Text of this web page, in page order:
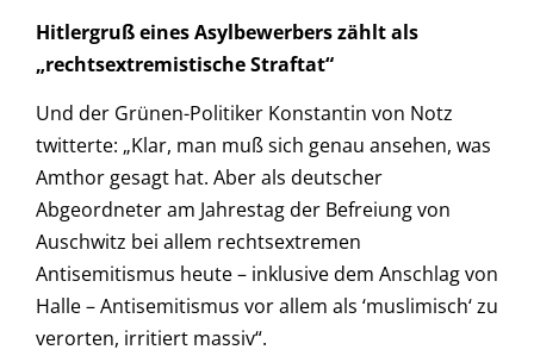
Hitlergruß eines Asylbewerbers zählt als
„rechtsextremistische Straftat“
Und der Grünen-Politiker Konstantin von Notz
twitterte: „Klar, man muß sich genau ansehen, was
Amthor gesagt hat. Aber als deutscher
Abgeordneter am Jahrestag der Befreiung von
Auschwitz bei allem rechtsextremen
Antisemitismus heute – inklusive dem Anschlag von
Halle – Antisemitismus vor allem als ‘muslimisch‘ zu
verorten, irritiert massiv“.